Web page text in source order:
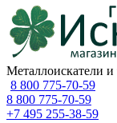
Металлоискатели
8 800 775-70-59
8 800 775-70-59
+7 495 255-38-59